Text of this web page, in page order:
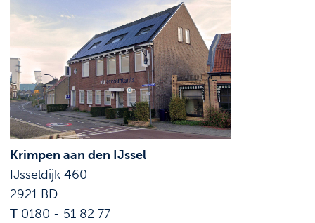
Krimpen aan den IJssel
IJsseldijk 460
2921 BD
T0180 - 51 82 77